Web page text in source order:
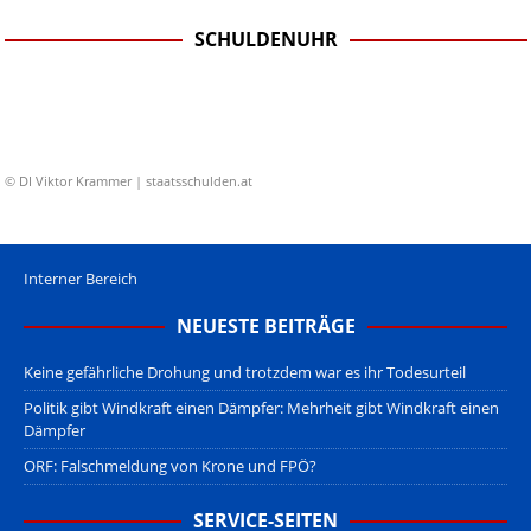
SCHULDENUHR
© DI Viktor Krammer | staatsschulden.at
Interner Bereich
NEUESTE BEITRÄGE
Keine gefährliche Drohung und trotzdem war es ihr Todesurteil
Politik gibt Windkraft einen Dämpfer: Mehrheit gibt Windkraft einen
Dämpfer
ORF: Falschmeldung von Krone und FPÖ?
SERVICE-SEITEN